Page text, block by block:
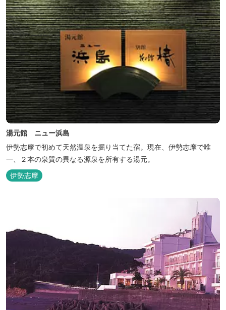
湯元館 ニュー浜島
伊勢志摩で初めて天然温泉を掘り当てた宿。現在、伊勢志摩で唯
一、２本の泉質の異なる源泉を所有する湯元。
伊勢志摩